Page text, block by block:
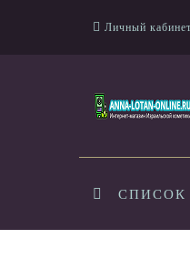
Личный кабинет
СПИСОК